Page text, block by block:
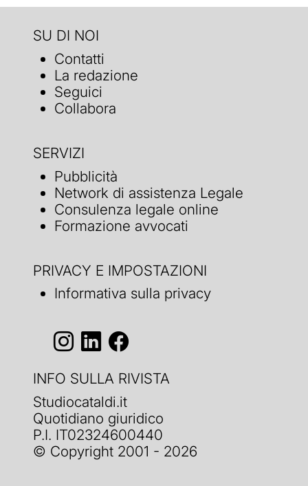
SU DI NOI
Contatti
La redazione
Seguici
Collabora
SERVIZI
Pubblicità
Network di assistenza Legale
Consulenza legale online
Formazione avvocati
PRIVACY E IMPOSTAZIONI
Informativa sulla privacy
INFO SULLA RIVISTA
Studiocataldi.it
Quotidiano giuridico
P.I. IT02324600440
© Copyright 2001 - 2026